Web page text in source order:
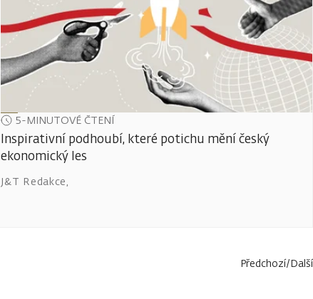
5-MINUTOVÉ ČTENÍ
Inspirativní podhoubí, které potichu mění český
ekonomický les
J&T Redakce,
Předchozí/Další